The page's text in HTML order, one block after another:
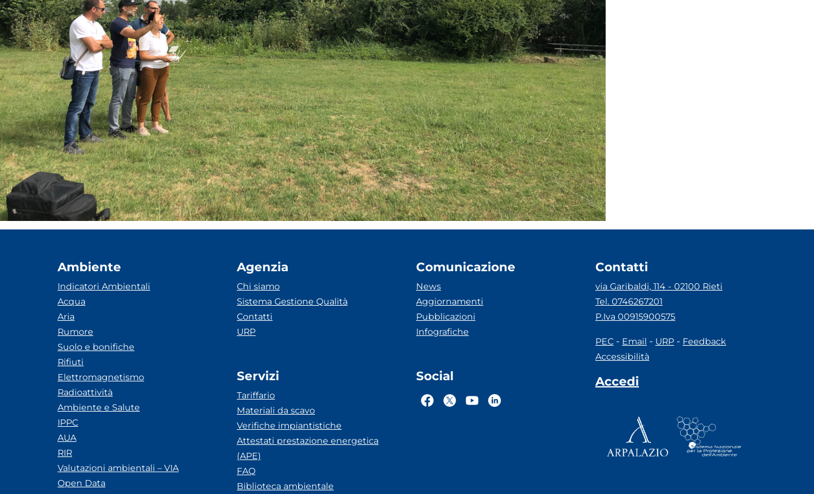
Ambiente
Indicatori Ambientali
Acqua
Aria
Rumore
Suolo e bonifiche
Rifiuti
Elettromagnetismo
Radioattività
Ambiente e Salute
IPPC
AUA
RIR
Valutazioni ambientali – VIA
Open Data
Agenzia
Chi siamo
Sistema Gestione Qualità
Contatti
URP
Servizi
Tariffario
Materiali da scavo
Verifiche impiantistiche
Attestati prestazione energetica
(APE)
FAQ
Biblioteca ambientale
Comunicazione
News
Aggiornamenti
Pubblicazioni
Infografiche
Social
Contatti
via Garibaldi, 114 - 02100 Rieti
Tel. 0746267201
P.Iva 00915900575
PEC - Email - URP - Feedback
Accessibilità
Accedi